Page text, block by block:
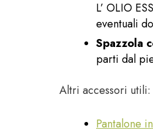
L’ OLIO
eventuali
Spazzola
parti dal
Altri accessori utili:
Pantalone